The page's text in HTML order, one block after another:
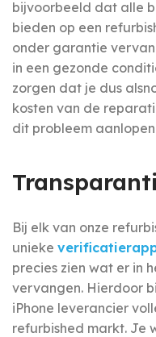
bijvoorbeeld dat alle
bieden op een
onder garantie
in een gezonde
zorgen dat je dus
kosten van de
dit probleem
Bij elk van onze
unieke
precies zien wat er in
vervangen. Hierdoor
iPhone leverancier
refurbished markt. Je